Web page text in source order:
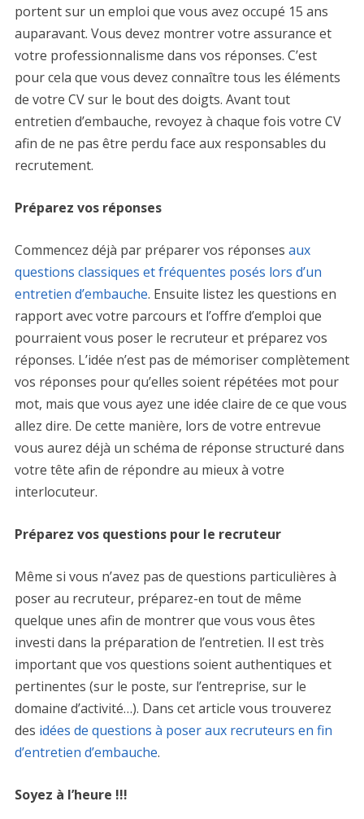
portent sur un emploi que vous avez occupé 15 ans
auparavant. Vous devez montrer votre assurance et
votre professionnalisme dans vos réponses. C’est
pour cela que vous devez connaître tous les éléments
de votre CV sur le bout des doigts. Avant tout
entretien d’embauche, revoyez à chaque fois votre CV
afin de ne pas être perdu face aux responsables du
recrutement.
Préparez vos réponses
Commencez déjà par préparer vos réponses aux
questions classiques et fréquentes posés lors d’un
entretien d’embauche. Ensuite listez les questions en
rapport avec votre parcours et l’offre d’emploi que
pourraient vous poser le recruteur et préparez vos
réponses. L’idée n’est pas de mémoriser complètement
vos réponses pour qu’elles soient répétées mot pour
mot, mais que vous ayez une idée claire de ce que vous
allez dire. De cette manière, lors de votre entrevue
vous aurez déjà un schéma de réponse structuré dans
votre tête afin de répondre au mieux à votre
interlocuteur.
Préparez vos questions pour le recruteur
Même si vous n’avez pas de questions particulières à
poser au recruteur, préparez-en tout de même
quelque unes afin de montrer que vous vous êtes
investi dans la préparation de l’entretien. Il est très
important que vos questions soient authentiques et
pertinentes (sur le poste, sur l’entreprise, sur le
domaine d’activité…). Dans cet article vous trouverez
des idées de questions à poser aux recruteurs en fin
d’entretien d’embauche.
Soyez à l’heure !!!